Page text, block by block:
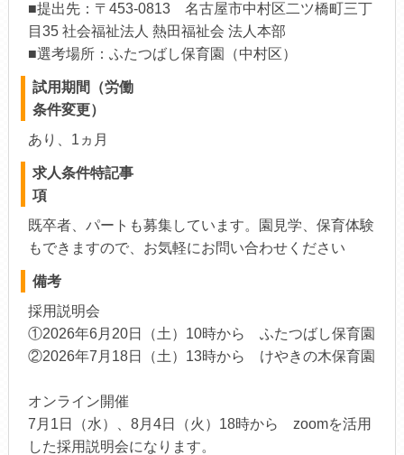
■提出先：〒453-0813 名古屋市中村区二ツ橋町三丁
目35 社会福祉法人 熱田福祉会 法人本部
■選考場所：ふたつばし保育園（中村区）
試用期間（労働
条件変更）
あり、1ヵ月
求人条件特記事
項
既卒者、パートも募集しています。園見学、保育体験
もできますので、お気軽にお問い合わせください
備考
採用説明会
①2026年6月20日（土）10時から ふたつばし保育園
②2026年7月18日（土）13時から けやきの木保育園
オンライン開催
7月1日（水）、8月4日（火）18時から zoomを活用
した採用説明会になります。